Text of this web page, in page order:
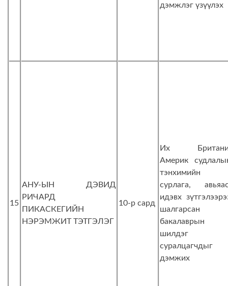
дэмжлэг үзүүлэх
15
АНУ-ЫН ДЭВИД
РИЧАРД
ПИКАСКЕГИЙН
НЭРЭМЖИТ ТЭТГЭЛЭГ
10-р сард
Их
Америк
тэнхимийн
сурлага,
идэвх
шалгарсан
бакалаврын
шилдэг
суралцагчдыг
дэмжих